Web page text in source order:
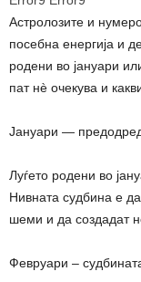
Астролозите и
посебна енергија и
родени во јануари
пат нè очекува и
Јануари —
Луѓето родени во
Нивната судбина е
шеми и да создадат
Февруари –